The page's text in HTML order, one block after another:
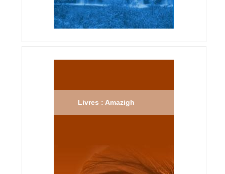
Livres : Amazigh